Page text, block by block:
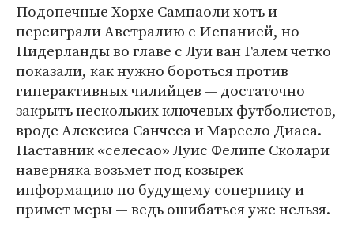
Подопечные Хорхе Сампаоли хоть и
переиграли Австралию с Испанией, но
Нидерланды во главе с Луи ван Галем четко
показали, как нужно бороться против
гиперактивных чилийцев — достаточно
закрыть нескольких ключевых футболистов,
вроде Алексиса Санчеса и Марсело Диаса.
Наставник «селесао» Луис Фелипе Сколари
наверняка возьмет под козырек
информацию по будущему сопернику и
примет меры — ведь ошибаться уже нельзя.